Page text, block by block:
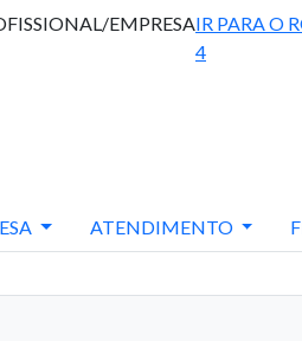
EMPRESAIR PARA O
4
ATENDIMENTO